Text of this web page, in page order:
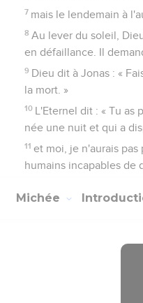
7 mais le lendemain à
8 Au lever du soleil,
en défaillance. Il
9 Dieu dit à Jonas : «
la mort. »
10 L'Eternel dit : « Tu as
née une nuit et qui a
11 et moi, je n'aurais
humains incapables de
Michée